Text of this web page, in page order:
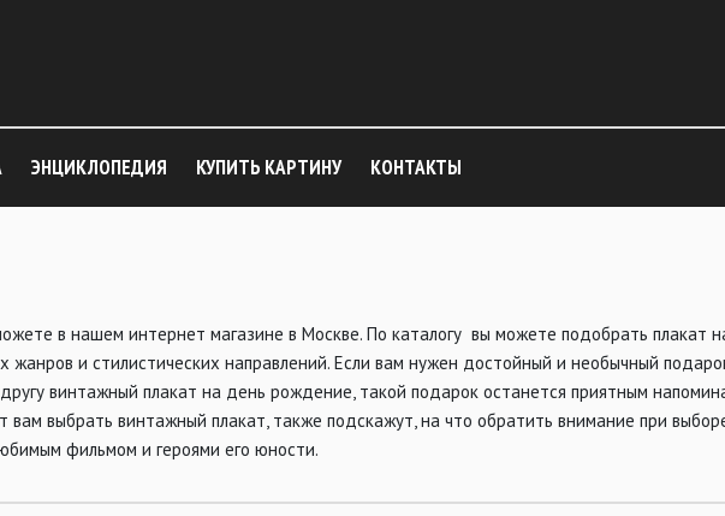
ЭНЦИКЛОПЕДИЯ КУПИТЬ КАРТИНУ КОНТАКТЫ
в нашем интернет магазине в Москве. По каталогу вы можете подобрать плакат
жанров и стилистических направлений. Если вам нужен достойный и необычный
винтажный плакат на день рождение, такой подарок останется приятным
вам выбрать винтажный плакат, также подскажут, на что обратить внимание при
фильмом и героями его юности.